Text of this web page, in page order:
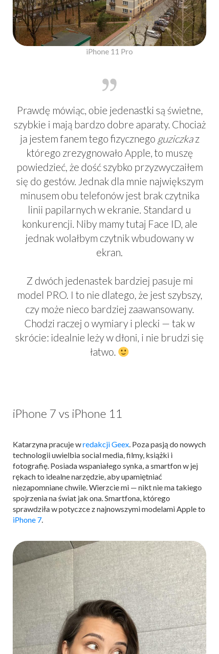
iPhone 11 Pro
Prawdę mówiąc, obie jedenastki są świetne,
szybkie i mają bardzo dobre aparaty. Chociaż
ja jestem fanem tego fizycznego guziczkaz
którego zrezygnowało Apple, to muszę
powiedzieć, że dość szybko przyzwyczaiłem
się do gestów. Jednak dla mnie największym
minusem obu telefonów jest brak czytnika
linii papilarnych w ekranie. Standard u
konkurencji. Niby mamy tutaj Face ID, ale
jednak wolałbym czytnik wbudowany w
ekran.
Z dwóch jedenastek bardziej pasuje mi
model PRO. I to nie dlatego, że jest szybszy,
czy może nieco bardziej zaawansowany.
Chodzi raczej o wymiary i plecki — tak w
skrócie: idealnie leży w dłoni, i nie brudzi się
łatwo.
iPhone 7 vs iPhone 11
Katarzyna pracuje wredakcji Geex. Poza pasją do nowych
technologii uwielbia social media, filmy, książki i
fotografię. Posiada wspaniałego synka, a smartfon w jej
rękach to idealne narzędzie, aby upamiętniać
niezapomniane chwile. Wierzcie mi — nikt nie ma takiego
spojrzenia na świat jak ona. Smartfona, którego
sprawdziła w potyczce z najnowszymi modelami Apple to
iPhone 7.